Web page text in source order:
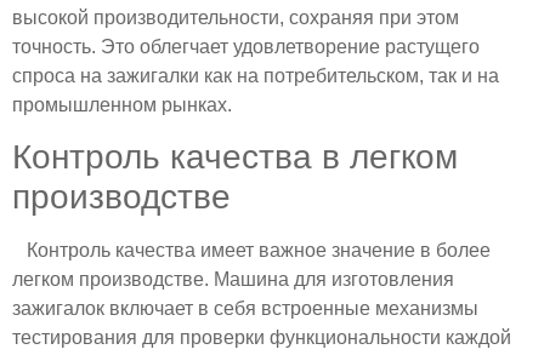
высокой производительности, сохраняя при этом
точность. Это облегчает удовлетворение растущего
спроса на зажигалки как на потребительском, так и на
промышленном рынках.
Контроль качества в легком
производстве
Контроль качества имеет важное значение в более
легком производстве. Машина для изготовления
зажигалок включает в себя встроенные механизмы
тестирования для проверки функциональности каждой